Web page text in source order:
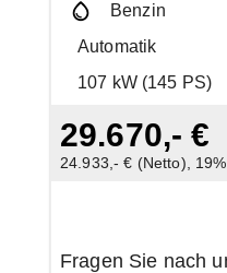
Benzin
Automatik
107 kW (145 PS)
29.670,- €
24.933,- € (Netto), 19%
Fragen Sie nach